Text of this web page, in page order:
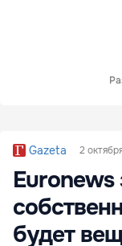
Gazeta 2
Euronews
будет